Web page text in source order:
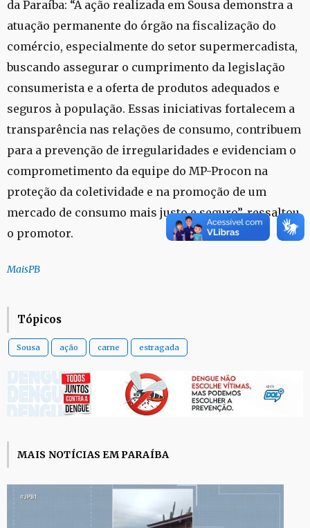
da Paraíba: “A ação realizada em Sousa demonstra a
atuação permanente do órgão na fiscalização do
comércio, especialmente do setor supermercadista,
buscando assegurar o cumprimento da legislação
consumerista e a oferta de produtos adequados e
seguros à população. Essas iniciativas fortalecem a
transparência nas relações de consumo, contribuem
para a prevenção de irregularidades e evidenciam o
comprometimento da equipe do MP-Procon na
proteção da coletividade e na promoção de um
mercado de consumo mais justo e seguro”, ressaltou
o promotor.
MaisPB
Tópicos
Sousa ação carne estragada
MAIS NOTÍCIAS EM PARAÍBA